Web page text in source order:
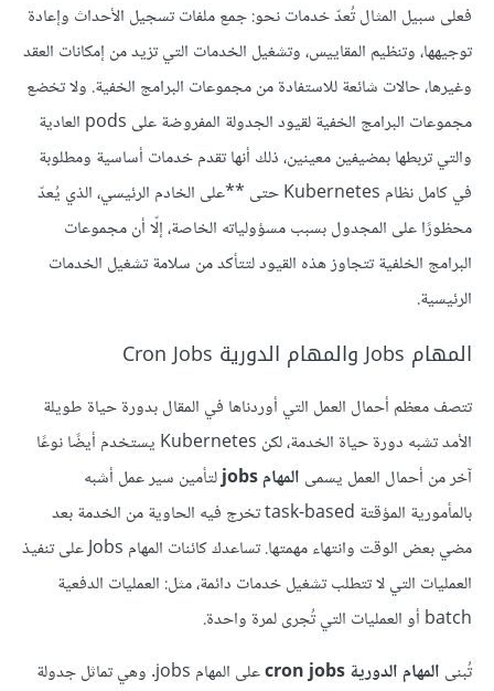
فعلى سبيل المثال تُعدّ خدمات نحو: جمع ملفات تسجيل الأحداث وإعادة
توجيهها، وتنظيم المقاييس، وتشغيل الخدمات التي تزيد من إمكانات العقد
وغيرها، حالات شائعة للاستفادة من مجموعات البرامج الخفية. ولا تخضع
مجموعات البرامج الخفية لقيود الجدولة المفروضة على pods العادية
والتي تربطها بمضيفين معينين، ذلك أنها تقدم خدمات أساسية ومطلوبة
في كامل نظام Kubernetes حتى **على الخادم الرئيسي، الذي يُعدّ
محظورًا على المجدول بسبب مسؤولياته الخاصة، إلّا أن مجموعات
البرامج الخلفية تتجاوز هذه القيود لتتأكد من سلامة تشغيل الخدمات
الرئيسية.
المهام Jobs والمهام الدورية Cron Jobs
تتصف معظم أحمال العمل التي أوردناها في المقال بدورة حياة طويلة
الأمد تشبه دورة حياة الخدمة، لكن Kubernetes يستخدم أيضًا نوعًا
آخر من أحمال العمل يسمى المهام jobs
لتأمين سير عمل أشبه
بالمأمورية المؤقتة task-based تخرج فيه الحاوية من الخدمة بعد
مضي بعض الوقت وانتهاء مهمتها. تساعدك كائنات المهام Jobs على تنفيذ
العمليات التي لا تتطلب تشغيل خدمات دائمة، مثل: العمليات الدفعية
batch أو العمليات التي تُجرى لمرة واحدة.
تُبنى المهام الدورية cron jobs
على المهام jobs. وهي تماثل جدولة